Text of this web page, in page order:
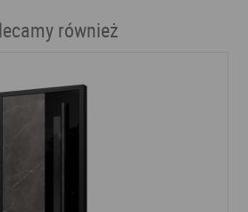
również